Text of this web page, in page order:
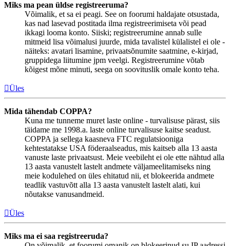
Miks ma pean üldse registreeruma?
Võimalik, et sa ei peagi. See on foorumi haldajate otsustada,
kas nad lasevad postitada ilma registreerimiseta või pead
ikkagi looma konto. Siiski; registreerumine annab sulle
mitmeid lisa võimalusi juurde, mida tavalistel külalistel ei ole -
näiteks: avatari lisamine, privaatsõnumite saatmine, e-kirjad,
gruppidega liitumine jpm veelgi. Registreerumine võtab
kõigest mõne minuti, seega on soovituslik omale konto teha.
Üles
Mida tähendab COPPA?
Kuna me tunneme muret laste online - turvalisuse pärast, siis
täidame me 1998.a. laste online turvalisuse kaitse seadust.
COPPA ja sellega kaasneva FTC regulatsiooniga
kehtestatakse USA föderaalseadus, mis kaitseb alla 13 aasta
vanuste laste privaatsust. Meie veebileht ei ole ette nähtud alla
13 aasta vanustelt lastelt andmete väljameelitamiseks ning
meie kodulehed on üles ehitatud nii, et blokeerida andmete
teadlik vastuvõtt alla 13 aasta vanustelt lastelt alati, kui
nõutakse vanusandmeid.
Üles
Miks ma ei saa registreeruda?